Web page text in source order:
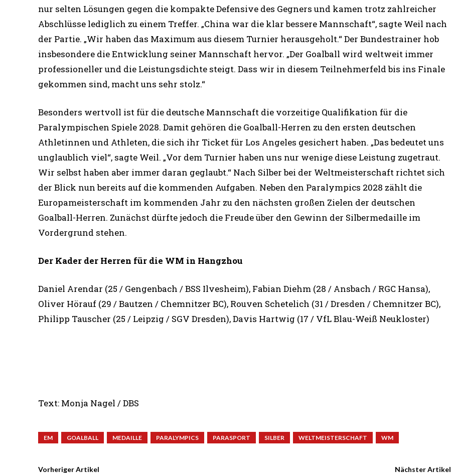
nur selten Lösungen gegen die kompakte Defensive des Gegners und kamen trotz zahlreicher
Abschlüsse lediglich zu einem Treffer. „China war die klar bessere Mannschaft“, sagte Weil nach
der Partie. „Wir haben das Maximum aus diesem Turnier herausgeholt.“ Der Bundestrainer hob
insbesondere die Entwicklung seiner Mannschaft hervor. „Der Goalball wird weltweit immer
professioneller und die Leistungsdichte steigt. Dass wir in diesem Teilnehmerfeld bis ins Finale
gekommen sind, macht uns sehr stolz.“
Besonders wertvoll ist für die deutsche Mannschaft die vorzeitige Qualifikation für die
Paralympischen Spiele 2028. Damit gehören die Goalball-Herren zu den ersten deutschen
Athletinnen und Athleten, die sich ihr Ticket für Los Angeles gesichert haben. „Das bedeutet uns
unglaublich viel“, sagte Weil. „Vor dem Turnier haben uns nur wenige diese Leistung zugetraut.
Wir selbst haben aber immer daran geglaubt.“ Nach Silber bei der Weltmeisterschaft richtet sich
der Blick nun bereits auf die kommenden Aufgaben. Neben den Paralympics 2028 zählt die
Europameisterschaft im kommenden Jahr zu den nächsten großen Zielen der deutschen
Goalball-Herren. Zunächst dürfte jedoch die Freude über den Gewinn der Silbermedaille im
Vordergrund stehen.
Der Kader der Herren für die WM in Hangzhou
Daniel Arendar (25 / Gengenbach / BSS Ilvesheim), Fabian Diehm (28 / Ansbach / RGC Hansa),
Oliver Hörauf (29 / Bautzen / Chemnitzer BC), Rouven Schetelich (31 / Dresden / Chemnitzer BC),
Philipp Tauscher (25 / Leipzig / SGV Dresden), Davis Hartwig (17 / VfL Blau-Weiß Neukloster)
Text: Monja Nagel / DBS
EM GOALBALL MEDAILLE PARALYMPICS PARASPORT SILBER WELTMEISTERSCHAFT WM
Vorheriger Artikel Nächster Artikel